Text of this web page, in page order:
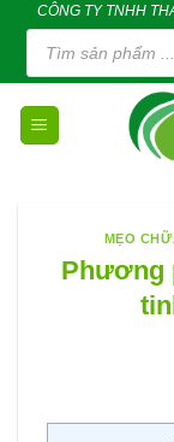
content
CÔNG TY TNHH
Tìm
kiếm
phẩm
MẸO
Phương